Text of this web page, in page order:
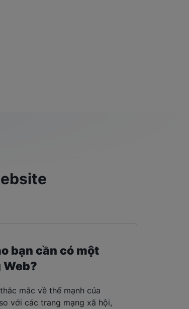
bạn cần có một
Web?
mắc về thế mạnh của
với các trang mạng xã hội,